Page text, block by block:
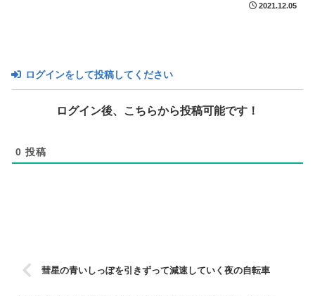
2021.12.05
ログインをして投稿してください
ログイン後、こちらから投稿可能です！
0 投稿
彗星の青いしっぽを引きずって減速していく夜の自転車